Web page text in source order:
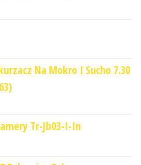
Na Mokro I Sucho 7.30
Tr-Jb03-I-In